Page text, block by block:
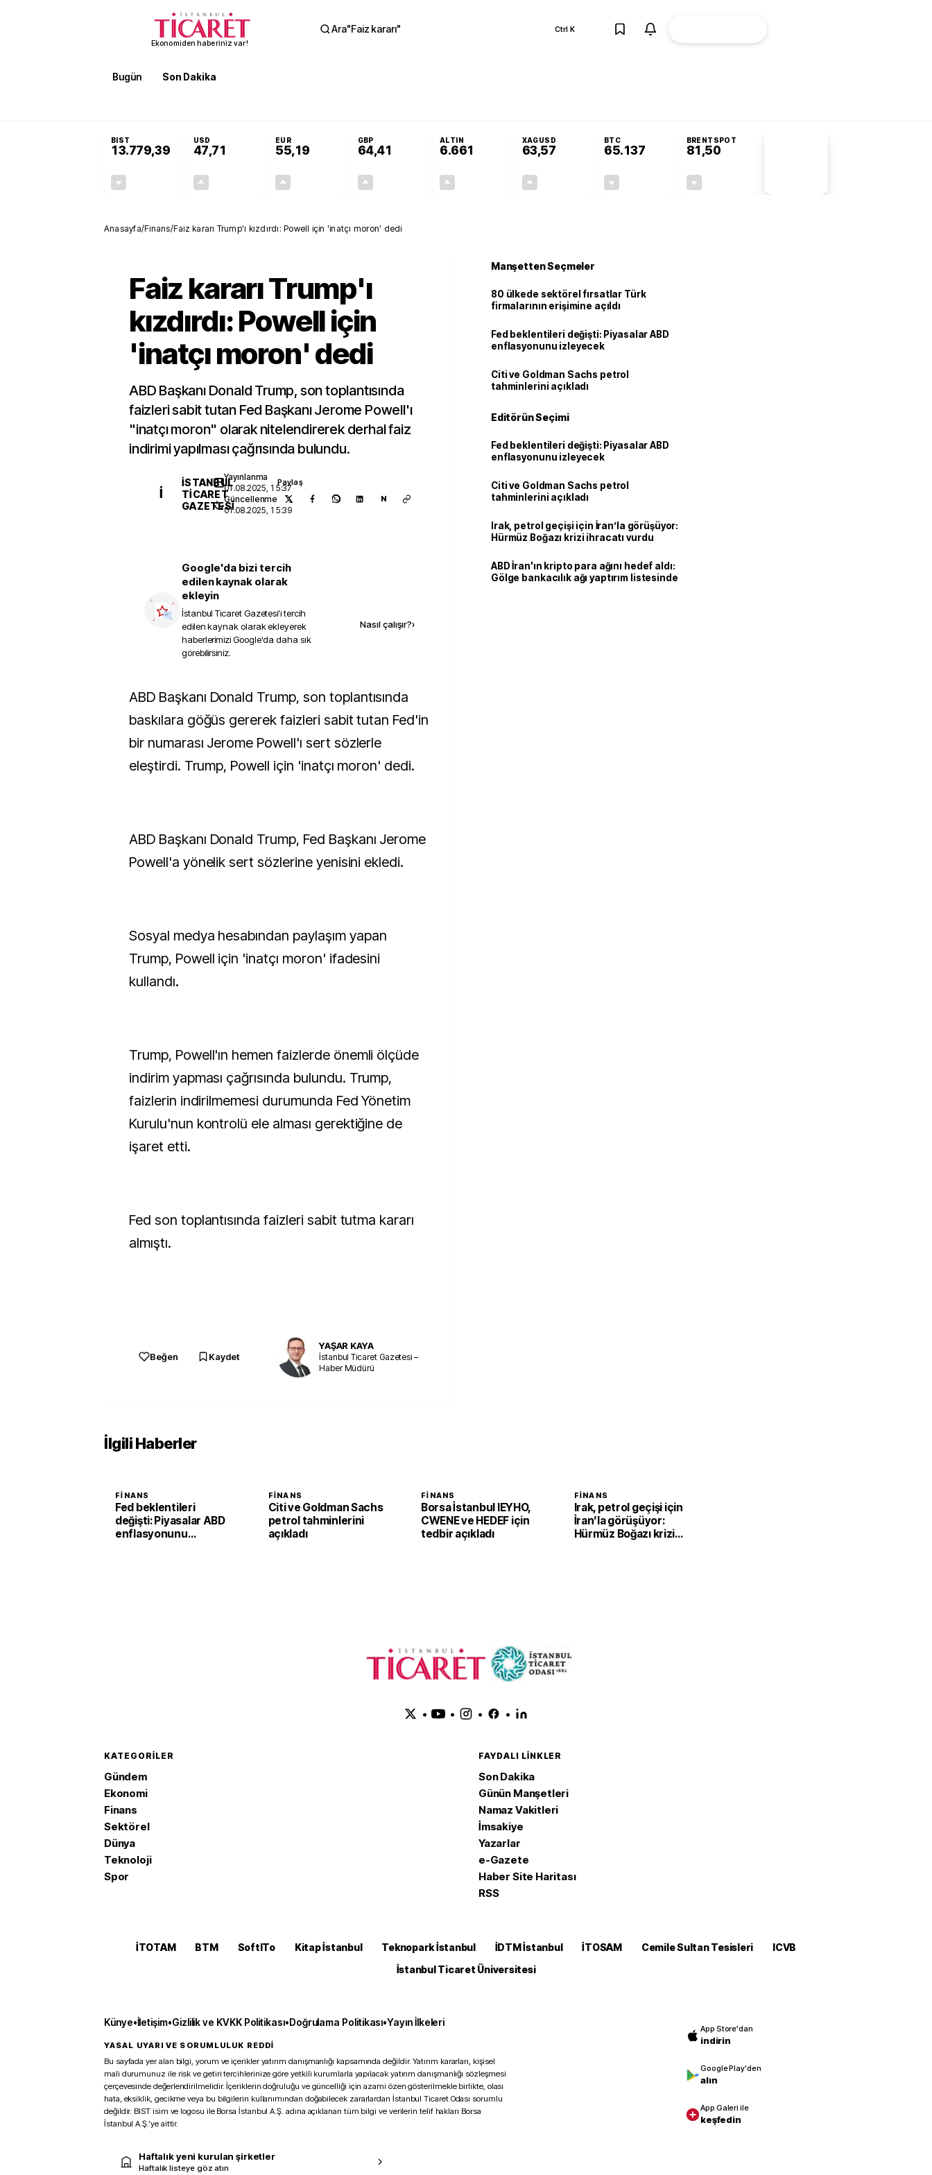
Ekonomiden haberiniz var!
Ara"Faiz kararı" Ctrl K
Bugün Son Dakika
BIST
13.779,39
USD
47,71
EUR
55,19
GBP
64,41
ALTIN
6.661
XAGUSD
63,57
BTC
65.137
BRENTSPOT
81,50
Anasayfa/Finans/Faiz kararı Trump'ı kızdırdı: Powell için 'inatçı moron' dedi
Faiz kararı Trump'ı
kızdırdı: Powell için
'inatçı moron' dedi
ABD Başkanı Donald Trump, son toplantısında
faizleri sabit tutan Fed Başkanı Jerome Powell'ı
"inatçı moron" olarak nitelendirerek derhal faiz
indirimi yapılması çağrısında bulundu.
İ
İSTANBUL
TICARET
GAZETESI
Yayınlanma
01.08.2025, 15:37
Güncellenme
01.08.2025, 15:39
Paylaş
N
Google'da bizi tercih
edilen kaynak olarak
ekleyin
İstanbul Ticaret Gazetesi'i tercih
edilen kaynak olarak ekleyerek
haberlerimizi Google'da daha sık
görebilirsiniz.
Nasıl çalışır?›
ABD Başkanı Donald Trump, son toplantısında
baskılara göğüs gererek faizleri sabit tutan Fed'in
bir numarası Jerome Powell'ı sert sözlerle
eleştirdi. Trump, Powell için 'inatçı moron' dedi.
ABD Başkanı Donald Trump, Fed Başkanı Jerome
Powell'a yönelik sert sözlerine yenisini ekledi.
Sosyal medya hesabından paylaşım yapan
Trump, Powell için 'inatçı moron' ifadesini
kullandı.
Trump, Powell'ın hemen faizlerde önemli ölçüde
indirim yapması çağrısında bulundu. Trump,
faizlerin indirilmemesi durumunda Fed Yönetim
Kurulu'nun kontrolü ele alması gerektiğine de
işaret etti.
Fed son toplantısında faizleri sabit tutma kararı
almıştı.
Beğen Kaydet
YAŞAR KAYA
İstanbul Ticaret Gazetesi –
Haber Müdürü
Manşetten Seçmeler
80 ülkede sektörel fırsatlar Türk
firmalarının erişimine açıldı
Fed beklentileri değişti: Piyasalar ABD
enflasyonunu izleyecek
Citi ve Goldman Sachs petrol
tahminlerini açıkladı
Editörün Seçimi
Fed beklentileri değişti: Piyasalar ABD
enflasyonunu izleyecek
Citi ve Goldman Sachs petrol
tahminlerini açıkladı
Irak, petrol geçişi için İran’la görüşüyor:
Hürmüz Boğazı krizi ihracatı vurdu
ABD İran'ın kripto para ağını hedef aldı:
Gölge bankacılık ağı yaptırım listesinde
İlgili Haberler
FINANS
Fed beklentileri
değişti: Piyasalar ABD
enflasyonunu
FINANS
Citi ve Goldman Sachs
petrol tahminlerini
açıkladı
FINANS
Borsa İstanbul IEYHO,
CWENE ve HEDEF için
tedbir açıkladı
FINANS
Irak, petrol geçişi için
İran’la görüşüyor:
Hürmüz Boğazı krizi
• • • •
KATEGORILER
Gündem
Ekonomi
Finans
Sektörel
Dünya
Teknoloji
Spor
FAYDALI LINKLER
Son Dakika
Günün Manşetleri
Namaz Vakitleri
İmsakiye
Yazarlar
e-Gazete
Haber Site Haritası
RSS
İTOTAM BTM SoftITo Kitap İstanbul Teknopark İstanbul İDTM İstanbul İTOSAM Cemile Sultan Tesisleri
ICVB
İstanbul Ticaret Üniversitesi
Künye•İletişim•Gizlilik ve KVKK Politikası•Doğrulama Politikası•Yayın İlkeleri
YASAL UYARI VE SORUMLULUK REDDİ
Bu sayfada yer alan bilgi, yorum ve içerikler yatırım danışmanlığı kapsamında değildir. Yatırım kararları, kişisel
mali durumunuz ile risk ve getiri tercihlerinize göre yetkili kurumlarla yapılacak yatırım danışmanlığı sözleşmesi
çerçevesinde değerlendirilmelidir. İçeriklerin doğruluğu ve güncelliği için azami özen gösterilmekle birlikte, olası
hata, eksiklik, gecikme veya bu bilgilerin kullanımından doğabilecek zararlardan İstanbul Ticaret Odası sorumlu
değildir. BIST isim ve logosu ile Borsa İstanbul A.Ş. adına açıklanan tüm bilgi ve verilerin telif hakları Borsa
İstanbul A.Ş.’ye aittir.
Haftalık yeni kurulan şirketler
Haftalık listeye göz atın
App Store'dan
indirin
Google Play'den
alın
App Galeri ile
keşfedin